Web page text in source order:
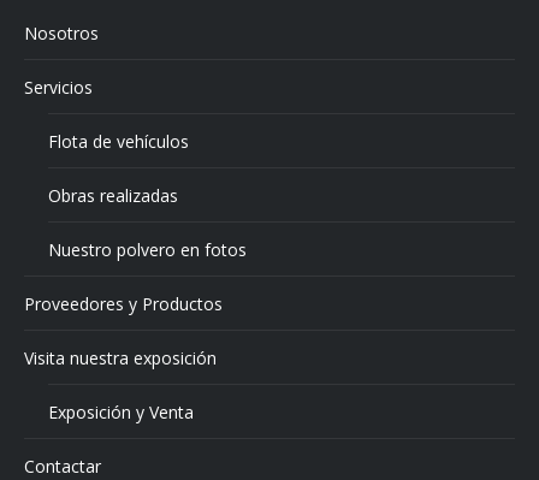
Nosotros
Servicios
Flota de vehículos
Obras realizadas
Nuestro polvero en fotos
Proveedores y Productos
Visita nuestra exposición
Exposición y Venta
Contactar